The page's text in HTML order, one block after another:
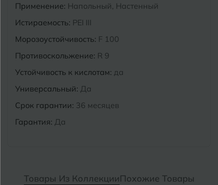
Применение: Напольный, Настенный
Истираемость: PEI III
Морозоустойчивость: F 100
Противоскольжение: R 9
Устойчивость к кислотам: да
Универсальный: Да
Срок гарантии: 36 месяцев
Гарантия: Да
Товары Из КоллекцииПохожие Товары